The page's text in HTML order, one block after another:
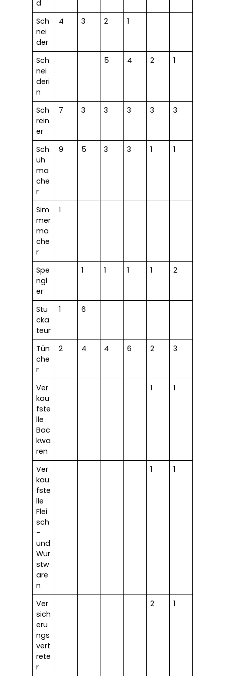
d
Sch
nei
der
4 3 2 1
Sch
nei
deri
n
5 4 2 1
Sch
rein
er
7 3 3 3 3 3
Sch
uh
ma
che
r
9 5 3 3 1 1
Sim
mer
ma
che
r
1
Spe
ngl
er
1 1 1 1 2
Stu
cka
teur
1 6
Tün
che
r
2 4 4 6 2 3
Ver
kau
fste
lle
Bac
kwa
ren
1 1
Ver
kau
fste
lle
Flei
sch
-
und
Wur
stw
are
n
1 1
Ver
sich
eru
ngs
vert
rete
r
2 1